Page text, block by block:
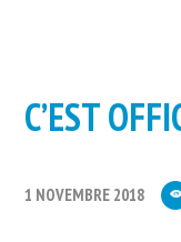
C’EST
1 NOVEMBRE 2018